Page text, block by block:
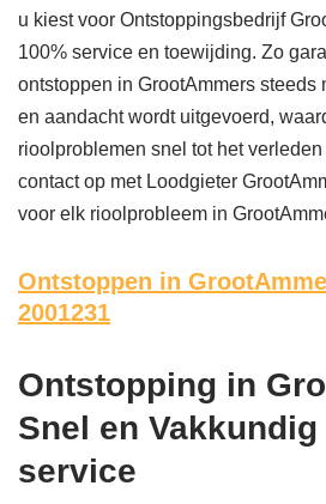
u kiest voor Ontstoppingsbedrijf
100% service en toewijding. Zo
ontstoppen in GrootAmmers steeds
en aandacht wordt uitgevoerd,
rioolproblemen snel tot het
contact op met Loodgieter
voor elk rioolprobleem in
Ontstoppen in
2001231
Ontstopping in
Snel en
service